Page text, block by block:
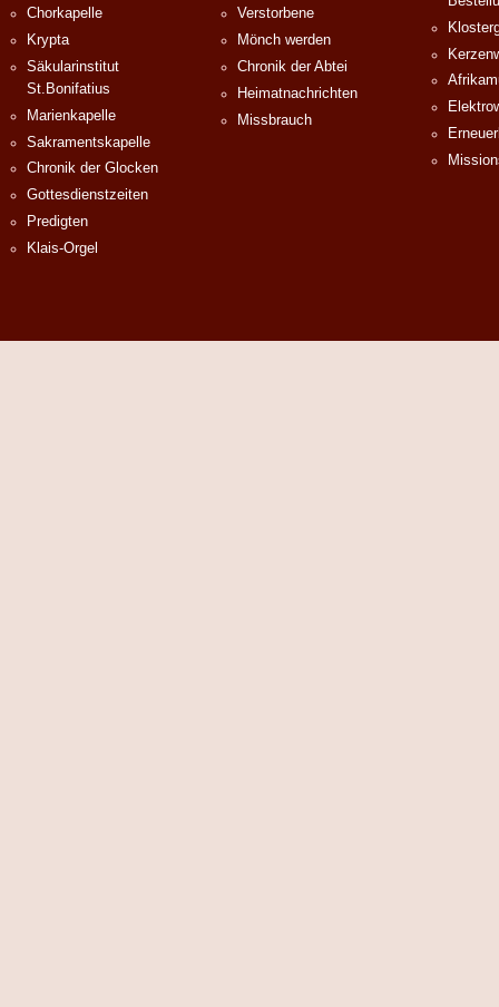
Chorkapelle
Krypta
Säkularinstitut
St.Bonifatius
Marienkapelle
Sakramentskapelle
Chronik der Glocken
Gottesdienstzeiten
Predigten
Klais-Orgel
Verstorbene
Mönch werden
Chronik der Abtei
Heimatnachrichten
Missbrauch